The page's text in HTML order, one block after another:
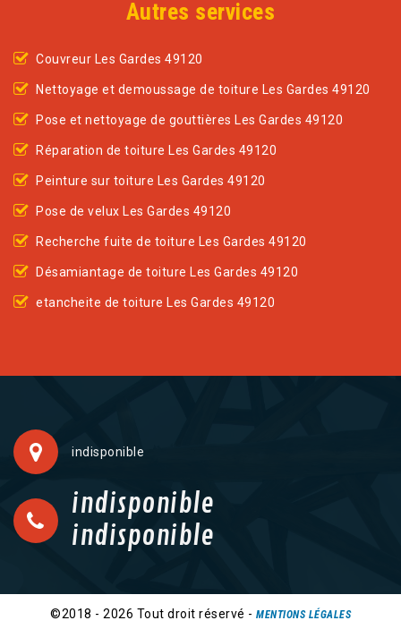
Autres services
Couvreur Les Gardes 49120
Nettoyage et demoussage de toiture Les Gardes 49120
Pose et nettoyage de gouttières Les Gardes 49120
Réparation de toiture Les Gardes 49120
Peinture sur toiture Les Gardes 49120
Pose de velux Les Gardes 49120
Recherche fuite de toiture Les Gardes 49120
Désamiantage de toiture Les Gardes 49120
etancheite de toiture Les Gardes 49120
indisponible
indisponible
indisponible
©2018 - 2026 Tout droit réservé - MENTIONS LÉGALES